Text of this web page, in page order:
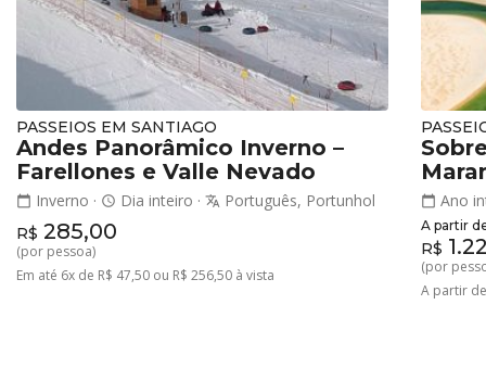
PASSEIOS EM SANTIAGO
Andes Panorâmico Inverno –
Farellones e Valle Nevado
calendar_today Inverno · schedule Dia inteiro · translate Português, Portunhol
R$ 285,00
(por pessoa)
Em até 6x de R$ 47,50 ou R$ 256,50 à vista
calendar_today Ano
A partir
R$
(por
A partir